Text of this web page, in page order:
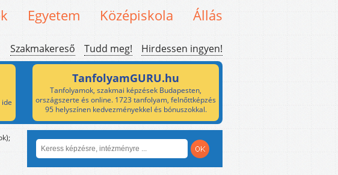
Egyetem Középiskola Állás
Szakmakereső Tudd meg! Hirdessen ingyen!
TanfolyamGURU.hu
Tanfolyamok, szakmai képzések Budapesten,
országszerte és online. 1723 tanfolyam, felnőttképzés
95 helyszínen kedvezményekkel és bónuszokkal.